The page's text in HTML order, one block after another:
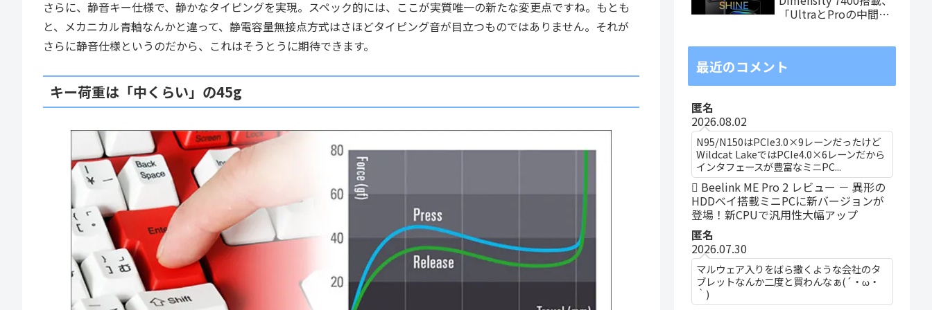
さらに、静音キー仕様で、静かなタイピングを実現。スペック的には、ここが実質唯一の新たな変更点ですね。もとも
と、メカニカル青軸なんかと違って、静電容量無接点方式はさほどタイピング音が目立つものではありません。それが
さらに静音仕様というのだから、これはそうとうに期待できます。
キー荷重は「中くらい」の45g
「UltraとProの中間ス
最近のコメント
匿名
2026.08.02
N95/N150はPCIe3.0×9レーンだったけど
Wildcat LakeではPCIe4.0×6レーンだから
インタフェースが豊富なミニPC...
Beelink ME Pro 2 レビュー － 異形の
HDDベイ搭載ミニPCに新バージョンが
登場！新CPUで汎用性大幅アップ
匿名
2026.07.30
マルウェア入りをばら撒くような会社のタ
ブレットなんか二度と買わんなぁ(´・ω・
｀)